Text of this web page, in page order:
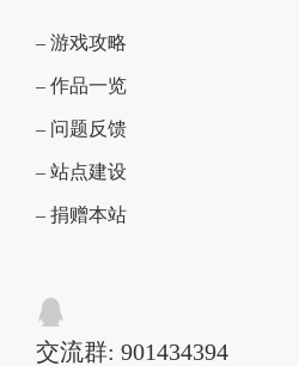
– 游戏攻略
– 作品一览
– 问题反馈
– 站点建设
– 捐赠本站
交流群: 901434394